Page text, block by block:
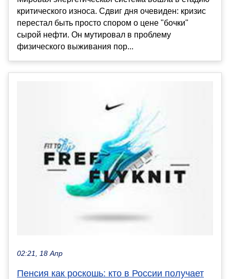
критического износа. Сдвиг дня очевиден: кризис
перестал быть просто спором о цене "бочки"
сырой нефти. Он мутировал в проблему
физического выживания пор...
02:21, 18 Апр
Пенсия как роскошь: кто в России получает